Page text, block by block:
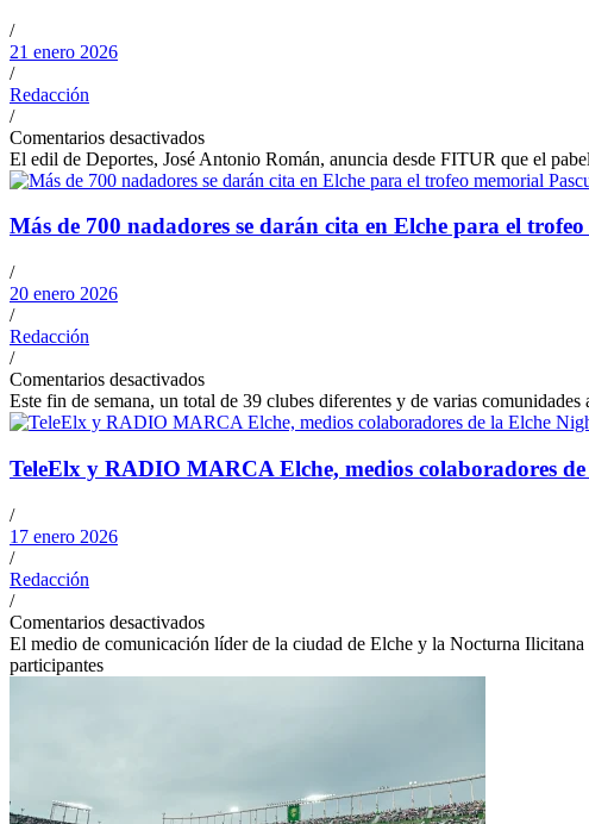
/
21 enero 2026
/
Redacción
/
Comentarios desactivados
El edil de Deportes, José Antonio Román, anuncia desde FITUR que el
Más de 700 nadadores se darán cita en Elche para el
/
20 enero 2026
/
Redacción
/
Comentarios desactivados
Este fin de semana, un total de 39 clubes diferentes y de varias
TeleElx y RADIO MARCA Elche, medios colaboradores
/
17 enero 2026
/
Redacción
/
Comentarios desactivados
El medio de comunicación líder de la ciudad de Elche y la Nocturna
participantes